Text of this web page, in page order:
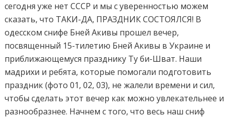
сегодня уже нет СССР и мы с уверенностью можем
сказать, что ТАКИ-ДА, ПРАЗДНИК СОСТОЯЛСЯ! В
одесском снифе Бней Акивы прошел вечер,
посвященный 15-тилетию Бней Акивы в Украине и
приближающемуся празднику Ту би-Шват. Наши
мадрихи и ребята, которые помогали подготовить
праздник (фото 01, 02, 03), не жалели времени и сил,
чтобы сделать этот вечер как можно увлекательнее и
разнообразнее. Начнем с того, что весь наш сниф